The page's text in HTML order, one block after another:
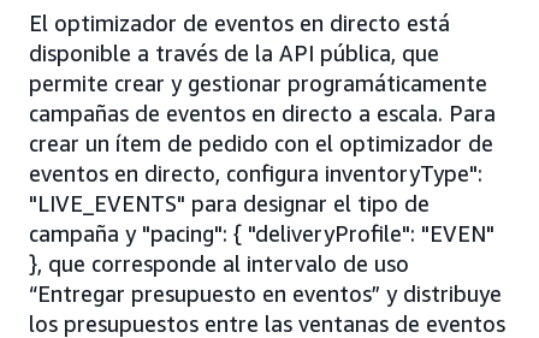
El optimizador de eventos en directo está
disponible a través de la API pública, que
permite crear y gestionar programáticamente
campañas de eventos en directo a escala. Para
crear un ítem de pedido con el optimizador de
eventos en directo, configura inventoryType":
"LIVE_EVENTS" para designar el tipo de
campaña y "pacing": { "deliveryProfile": "EVEN"
}, que corresponde al intervalo de uso
“Entregar presupuesto en eventos” y distribuye
los presupuestos entre las ventanas de eventos